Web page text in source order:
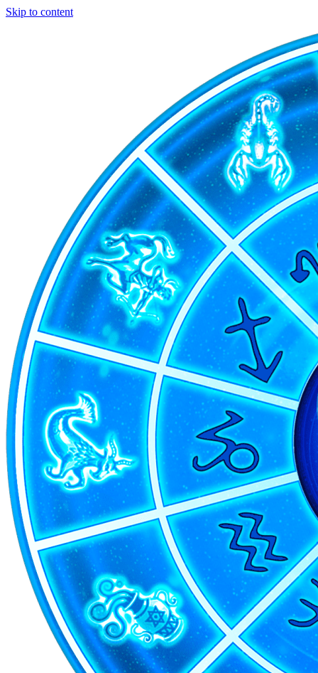
Skip to content